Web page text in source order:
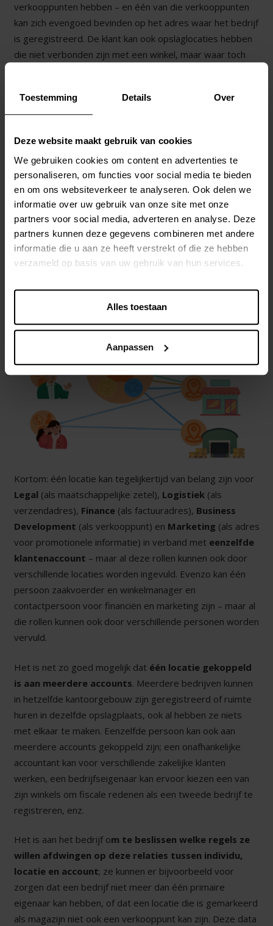
Toestemming Details Over
Deze website maakt gebruik van cookies
We gebruiken cookies om content en advertenties te
personaliseren, om functies voor social media te bieden
en om ons websiteverkeer te analyseren. Ook delen we
informatie over uw gebruik van onze site met onze
partners voor social media, adverteren en analyse. Deze
partners kunnen deze gegevens combineren met andere
informatie die u aan ze heeft verstrekt of die ze hebben
verzameld op basis van uw gebruik van hun services.
Alles toestaan
Aanpassen
verkooppunten hebben – en één van die verkooppunten
kan zich evengoed bevinden op het adres waar het bedrijf
is geregistreerd. De klant kan ook opslaglocaties hebben
die niet verbonden zijn met een winkel, maar waar toch
Als de klant meerdere winkels heeft, zal de eigenaar van
het bedrijf zich waarschijnlijk niet zelf bezighouden met
winkelmanagers voor hem werken die belast zijn met het
runnen van de winkels en het plaatsen van bestellingen
voor goederen en promotiemateriaal. De klant kan ook
een aantal andere relevante werknemers hebben, zoals
een accountant of een social media manager – maar het is
net zo goed mogelijk dat de zaakvoerder zelf veel
verschillende petten draagt en optreedt als
contactpersoon voor allerhande zaken.
Kortom: één locatie kan tegelijkertijd van belang zijn voor
Legal (als maatschappelijke zetel), Logistiek(als
verzendadres), Finance(als factuuradres), Business
Development (als verkooppunt) en Marketing (als adres
voor promotionele informatie) in verband met eenzelfde
klantenaccount – maar al deze rollen kunnen ook door
verschillende locaties worden ingevuld. Evenzo kan één
persoon zaakvoerder en winkelmanager en
contactpersoon voor financiën en marketing zijn – maar al
die rollen kunnen ook door verschillende personen worden
vervuld.
Het is net zo goed mogelijk dat één locatie gekoppeld
is aan meerdere accounts. Meerdere bedrijven kunnen
in hetzelfde kantoorgebouw zijn geregistreerd of ruimte
huren in dezelfde opslagplaats, ook al hebben ze niets
met elkaar te maken. Eenzelfde persoon kan ook aan
meerdere accounts gekoppeld zijn; een onafhankelijke
accountant kan voor verschillende zakelijke klanten
werken, een bedrijfseigenaar kan ervoor kiezen een van
zijn winkels om fiscale redenen als een tweede bedrijf te
registreren, enz.
Het is aan het bedrijf om te beslissen welke regels ze
willen afdwingen op deze relaties tussen individu,
locatie en account; ze kunnen er bijvoorbeeld voor
zorgen dat een bedrijf niet meer dan één primaire
eigenaar kan hebben, of dat een locatie die is gemarkeerd
als magazijn niet ook een verkooppunt kan zijn. Deze data